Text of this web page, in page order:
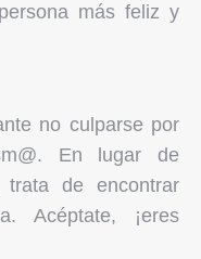
más feliz y
no culparse por
En lugar de
trata de encontrar
Acéptate, ¡eres